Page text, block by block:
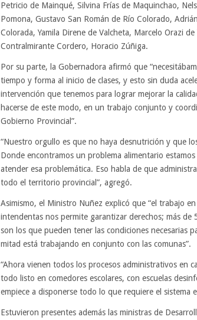
Petricio de Mainqué, Silvina Frías de Maquinchao,
Pomona, Gustavo San Román de Río Colorado,
Colorada, Yamila Direne de Valcheta, Marcelo Orazi
Contralmirante Cordero, Horacio Zúñiga.
Por su parte, la Gobernadora afirmó que
tiempo y forma al inicio de clases, y esto sin duda
intervención que tenemos para lograr mejorar la
hacerse de este modo, en un trabajo conjunto y
Gobierno Provincial”.
“Nuestro orgullo es que no haya desnutrición y que
Donde encontramos un problema alimentario
atender esa problemática. Eso habla de que
todo el territorio provincial”, agregó.
Asimismo, el Ministro Nuñez explicó que “el trabajo
intendentas nos permite garantizar derechos; más
son los que pueden tener las condiciones necesarias
mitad está trabajando en conjunto con las comunas”.
“Ahora vienen todos los procesos administrativos en
todo listo en comedores escolares, con escuelas
empiece a disponerse todo lo que requiere el sistema
Estuvieron presentes además las ministras de